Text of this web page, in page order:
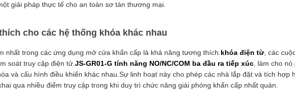
giải pháp thực tế cho an toàn sơ tán thương mại.
cho các hệ thống khóa khác nhau
nhất trong các ứng dụng mở cửa khẩn cấp là khả năng tương thích. khóa điện từ, các
soát truy cập điện tử. JS-GR01-G tính năng NO/NC/COM ba đầu ra tiếp xúc , làm cho nó
và cấu hình điều khiển khác nhau.Sự linh hoạt này cho phép các nhà lắp đặt và tích hợp
qua nhiều điểm truy cập trong khi duy trì chức năng giải phóng khẩn cấp nhất quán.